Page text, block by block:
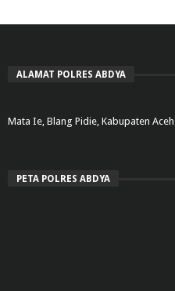
ALAMAT POLRES ABDYA
Mata Ie, Blang Pidie, Kabupaten
PETA POLRES ABDYA